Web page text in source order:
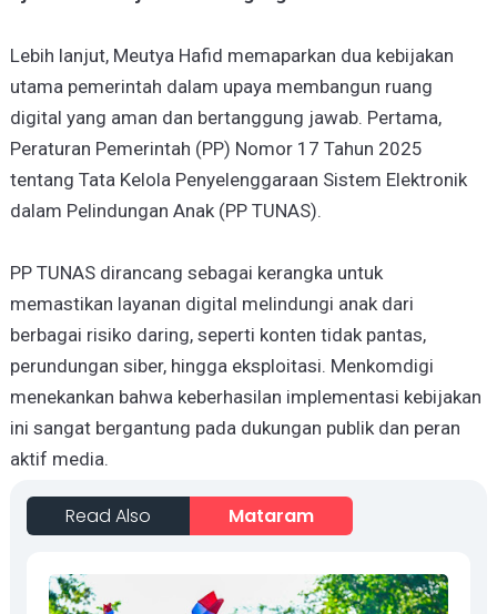
Lebih lanjut, Meutya Hafid memaparkan dua kebijakan
utama pemerintah dalam upaya membangun ruang
digital yang aman dan bertanggung jawab. Pertama,
Peraturan Pemerintah (PP) Nomor 17 Tahun 2025
tentang Tata Kelola Penyelenggaraan Sistem Elektronik
dalam Pelindungan Anak (PP TUNAS).
PP TUNAS dirancang sebagai kerangka untuk
memastikan layanan digital melindungi anak dari
berbagai risiko daring, seperti konten tidak pantas,
perundungan siber, hingga eksploitasi. Menkomdigi
menekankan bahwa keberhasilan implementasi kebijakan
ini sangat bergantung pada dukungan publik dan peran
aktif media.
Read Also Mataram